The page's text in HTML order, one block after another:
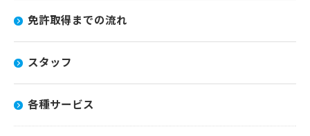
免許取得までの流れ
スタッフ
各種サービス